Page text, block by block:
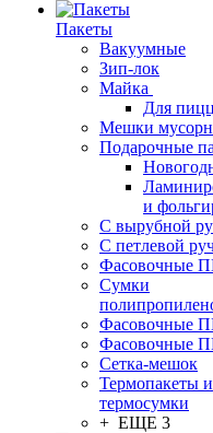
Пакеты
Вакуумные
Зип-лок
Майка
Для
Мешки
Подарочные
и
С вырубной
С петлевой
Фасовочные
Сумки
Фасовочные
Фасовочные
Сетка-мешок
Термопакеты и
термосумки
+ ЕЩЕ 3